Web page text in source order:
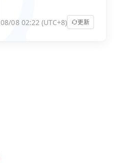
08/08 02:22 (UTC+8) 更新